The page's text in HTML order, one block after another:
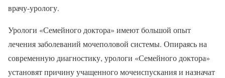
врачу-урологу.
Урологи «Семейного доктора» имеют большой опыт
лечения заболеваний мочеполовой системы. Опираясь на
современную диагностику, урологи «Семейного доктора»
установят причину учащенного мочеиспускания и назначат